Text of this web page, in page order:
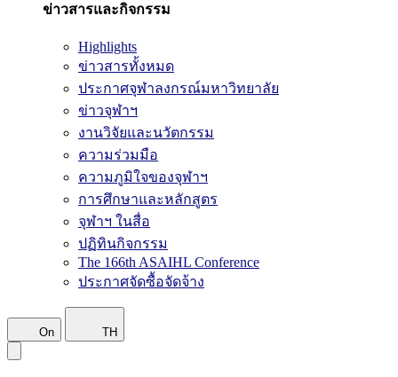
ข่าวสารและกิจกรรม
Highlights
ข่าวสารทั้งหมด
ประกาศจุฬาลงกรณ์มหาวิทยาลัย
ข่าวจุฬาฯ
งานวิจัยและนวัตกรรม
ความร่วมมือ
ความภูมิใจของจุฬาฯ
การศึกษาและหลักสูตร
จุฬาฯ ในสื่อ
ปฏิทินกิจกรรม
The 166th ASAIHL Conference
ประกาศจัดซื้อจัดจ้าง
On TH